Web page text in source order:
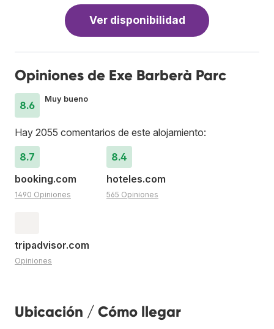
Ver disponibilidad
Opiniones de Exe Barberà Parc
8.6
Muy bueno
Hay 2055 comentarios de este alojamiento:
8.7
booking.com
1490 Opiniones
8.4
hoteles.com
565 Opiniones
tripadvisor.com
Opiniones
Ubicación / Cómo llegar